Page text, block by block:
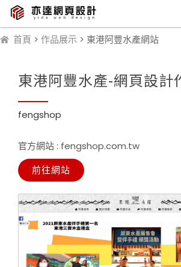
首頁 > 作品展示 > 東港阿豐水產網站
東港阿豐水產-網頁設計
fengshop
官方網站 : fengshop.com.tw
前往網站